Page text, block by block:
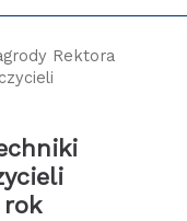
Rektora
rok